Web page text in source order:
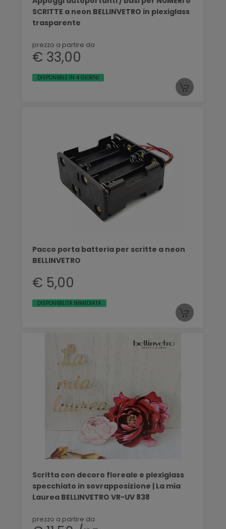
SCRITTE a neon BELLINVETRO in plexiglass
trasparente
prezzo a partire da
€ 33,00
DISPONIBILE IN 4 GIORNI
Pacco porta batteria per scritte a neon
BELLINVETRO
€ 5,00
DISPONIBILITÀ IMMEDIATA
Scritta con decoro floreale e plexiglass
specchiato in sovrapposizione | La mia
Laurea BELLINVETRO VR-UV 838
prezzo a partire da